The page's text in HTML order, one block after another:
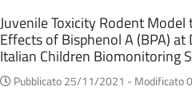
Eventi
Juvenile Toxicity Rodent
Effects of Bisphenol A (BPA)
Italian Children Biomonitoring
Pubblicato 25/11/2021 - Modificato